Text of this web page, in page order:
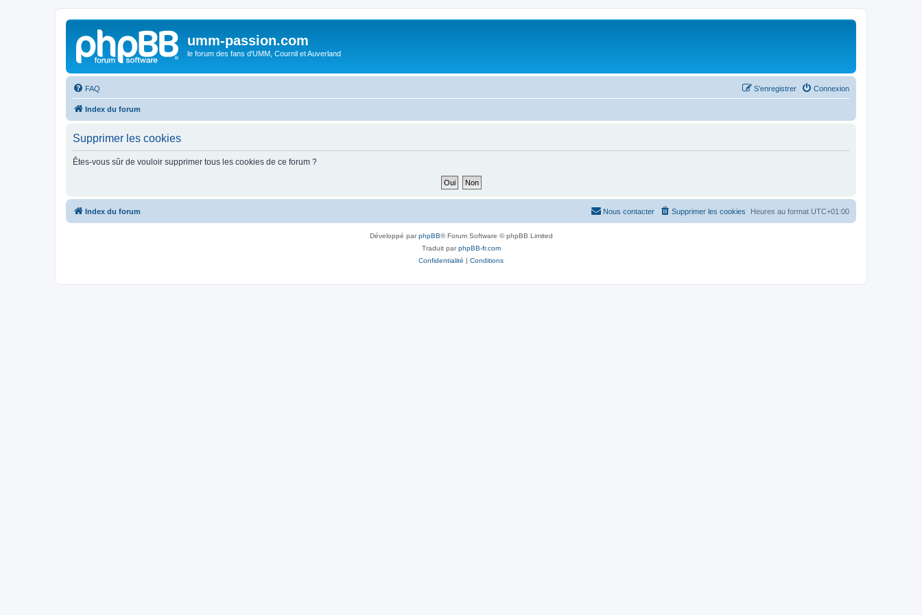
umm-passion.com
le forum des fans d'UMM, Cournil et Auverland
FAQ Connexion
S’enregistrer
Index du forum
Supprimer les cookies
Êtes-vous sûr de vouloir supprimer tous les cookies de ce forum ?
Index du forum Heures au format UTC+01:00
Supprimer les cookies
Nous contacter
Développé parphpBB® Forum Software © phpBB Limited
Traduit parphpBB-fr.com
Confidentialité | Conditions